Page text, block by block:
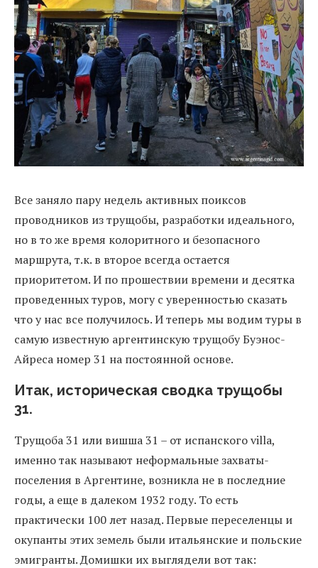
Все заняло пару недель активных поиксов
проводников из трущобы, разработки идеального,
но в то же время колоритного и безопасного
маршрута, т.к. в второе всегда остается
приоритетом. И по прошествии времени и десятка
проведенных туров, могу с уверенностью сказать
что у нас все получилось. И теперь мы водим туры в
самую известную аргентинскую трущобу Буэнос-
Айреса номер 31 на постоянной основе.
Итак, историческая сводка трущобы
31.
Трущоба 31 или вишша 31 – от испанского villa,
именно так называют неформальные захваты-
поселения в Аргентине, возникла не в последние
годы, а еще в далеком 1932 году. То есть
практически 100 лет назад. Первые переселенцы и
окупанты этих земель были итальянские и польские
эмигранты. Домишки их выглядели вот так: